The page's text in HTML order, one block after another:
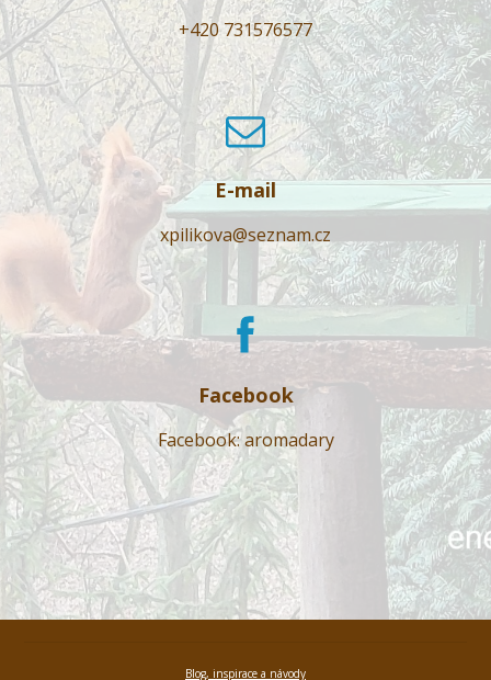
+420 731576577
E-mail
xpilikova@seznam.cz
Facebook
Facebook: aromadary
Blog, inspirace a návody